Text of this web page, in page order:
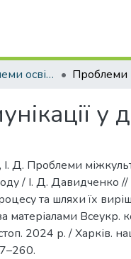
Актуальні проблеми освітньо-виховного процесу та шляхи їх вирішення в умовах сучасних викликів
у
Д. Проблеми
/ І. Д. Давидченко
та шляхи їх
матеріалами Всеукр.
2024 р. / Харків.